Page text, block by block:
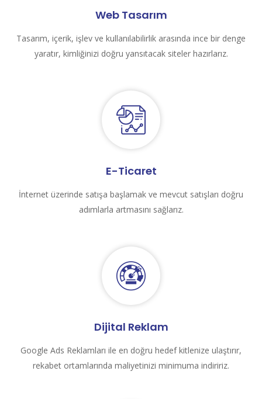
Web Tasarım
Tasarım, içerik, işlev ve kullanılabilirlik arasında ince bir denge
yaratır, kimliğinizi doğru yansıtacak siteler hazırlarız.
E-Ticaret
İnternet üzerinde satışa başlamak ve mevcut satışları doğru
adımlarla artmasını sağlarız.
Dijital Reklam
Google Ads Reklamları ile en doğru hedef kitlenize ulaştırır,
rekabet ortamlarında maliyetinizi minimuma indiririz.